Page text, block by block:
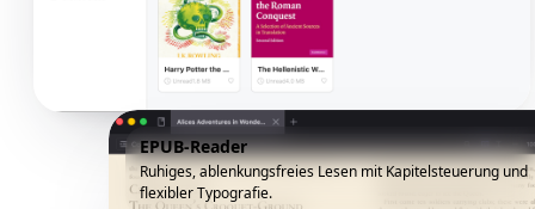
EPUB-Reader
Ruhiges, ablenkungsfreies Lesen mit Kapitelsteuerung und
flexibler Typografie.